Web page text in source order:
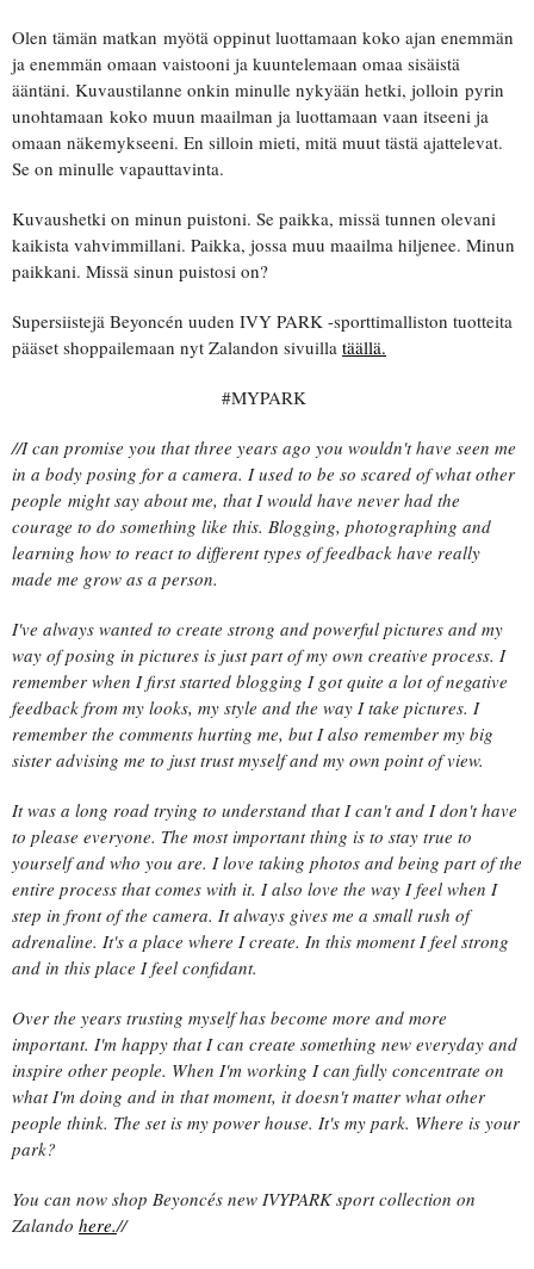
Olen tämän matkan myötä oppinut luottamaan koko ajan enemmän
ja enemmän omaan vaistooni ja kuuntelemaan omaa sisäistä
ääntäni. Kuvaustilanne onkin minulle nykyään hetki, jolloin pyrin
unohtamaan koko muun maailman ja luottamaan vaan itseeni ja
omaan näkemykseeni. En silloin mieti, mitä muut tästä ajattelevat.
Se on minulle vapauttavinta.
Kuvaushetki on minun puistoni. Se paikka, missä tunnen olevani
kaikista vahvimmillani. Paikka, jossa muu maailma hiljenee. Minun
paikkani. Missä sinun puistosi on?
Supersiistejä Beyoncén uuden IVY PARK -sporttimalliston tuotteita
pääset shoppailemaan nyt Zalandon sivuilla täällä.
#MYPARK
//I can promise you that three years ago you wouldn't have seen me
in a body posing for a camera. I used to be so scared of what other
people might say about me, that I would have never had the
courage to do something like this. Blogging, photographing and
learning how to react to different types of feedback have really
made me grow as a person.
I've always wanted to create strong and powerful pictures and my
way of posing in pictures is just part of my own creative process. I
remember when I first started blogging I got quite a lot of negative
feedback from my looks, my style and the way I take pictures. I
remember the comments hurting me, but I also remember my big
sister advising me to just trust myself and my own point of view.
It was a long road trying to understand that I can't and I don't have
to please everyone. The most important thing is to stay true to
yourself and who you are. I love taking photos and being part of the
entire process that comes with it. I also love the way I feel when I
step in front of the camera. It always gives me a small rush of
adrenaline. It's a place where I create. In this moment I feel strong
and in this place I feel confidant.
Over the years trusting myself has become more and more
important. I'm happy that I can create something new everyday and
inspire other people. When I'm working I can fully concentrate on
what I'm doing and in that moment, it doesn't matter what other
people think. The set is my power house. It's my park. Where is your
park?
You can now shop Beyoncés new IVYPARK sport collection on
Zalando here.//